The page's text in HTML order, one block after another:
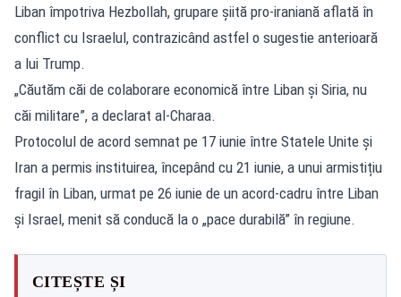
Liban împotriva Hezbollah, grupare șiită pro-iraniană aflată în
conflict cu Israelul, contrazicând astfel o sugestie anterioară
a lui Trump.
„Căutăm căi de colaborare economică între Liban și Siria, nu
căi militare”, a declarat al-Charaa.
Protocolul de acord semnat pe 17 iunie între Statele Unite și
Iran a permis instituirea, începând cu 21 iunie, a unui armistițiu
fragil în Liban, urmat pe 26 iunie de un acord-cadru între Liban
și Israel, menit să conducă la o „pace durabilă” în regiune.
CITEȘTE ȘI